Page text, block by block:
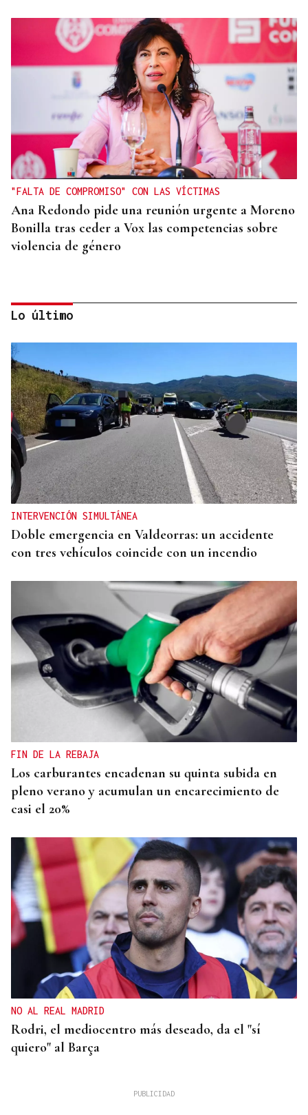
"FALTA DE COMPROMISO" CON LAS VÍCTIMAS
Ana Redondo pide una reunión urgente a Moreno
Bonilla tras ceder a Vox las competencias sobre
violencia de género
CRECIMIENTO DEMOGRÁFICO
Gráfico | España roza los 50 millones de habitantes
tras alcanzar un nuevo máximo histórico
Lo último
INTERVENCIÓN SIMULTÁNEA
Doble emergencia en Valdeorras: un accidente
con tres vehículos coincide con un incendio
FIN DE LA REBAJA
Los carburantes encadenan su quinta subida en
pleno verano y acumulan un encarecimiento de
casi el 20%
NO AL REAL MADRID
Rodri, el mediocentro más deseado, da el "sí
quiero" al Barça